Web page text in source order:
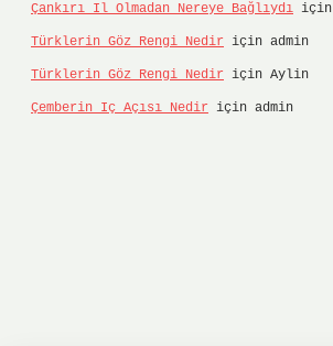
Çankırı Il Olmadan Nereye Bağlıydı için
Türklerin Göz Rengi Nedir için admin
Türklerin Göz Rengi Nedir için Aylin
Çemberin Iç Açısı Nedir için admin